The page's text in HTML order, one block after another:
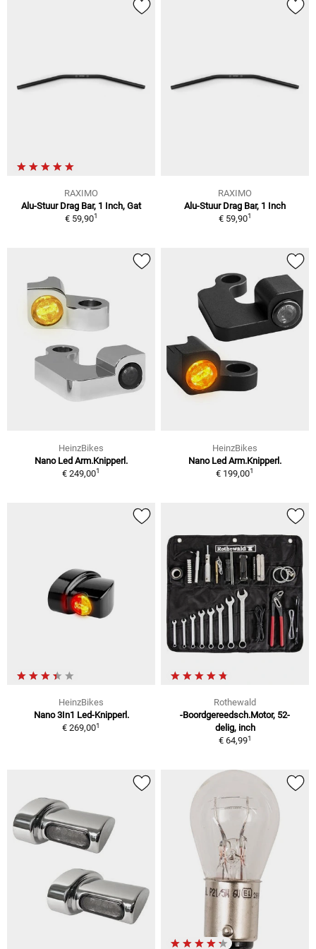
RAXIMO
Alu-Stuur Drag Bar, 1 Inch, Gat
€ 59,901
RAXIMO
Alu-Stuur Drag Bar, 1 Inch
€ 59,901
HeinzBikes
Nano Led Arm.Knipperl.
€ 249,001
HeinzBikes
Nano Led Arm.Knipperl.
€ 199,001
HeinzBikes
Nano 3In1 Led-Knipperl.
€ 269,001
Rothewald
-Boordgereedsch.Motor, 52-
delig, inch
€ 64,991